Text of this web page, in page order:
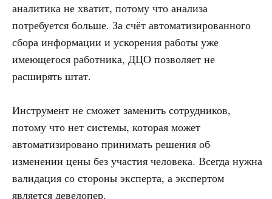
аналитика не хватит, потому что анализа
потребуется больше. За счёт автоматизированного
сбора информации и ускорения работы уже
имеющегося работника, ДЦО позволяет не
расширять штат.
Инструмент не сможет заменить сотрудников,
потому что нет системы, которая может
автоматизировано принимать решения об
изменении цены без участия человека. Всегда нужна
валидация со стороны эксперта, а экспертом
является девелопер.